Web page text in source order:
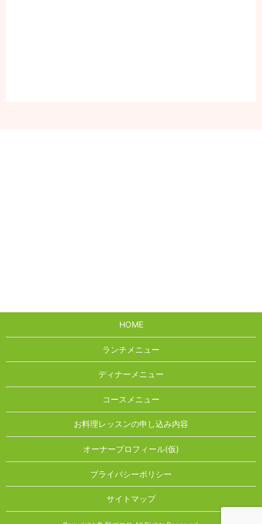
HOME
ランチメニュー
ディナーメニュー
コースメニュー
お料理レッスンの申し込み内容
オーナープロフィール(仮)
プライバシーポリシー
サイトマップ